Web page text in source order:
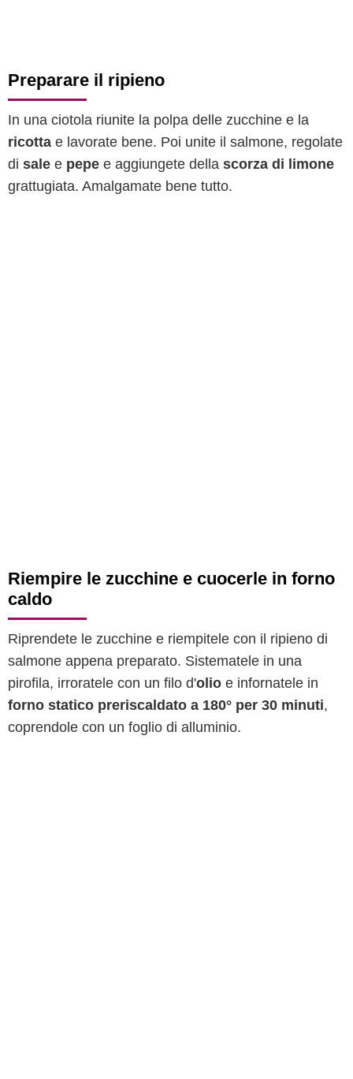
Preparare il ripieno
In una ciotola riunite la polpa delle zucchine e la
ricotta e lavorate bene. Poi unite il salmone, regolate
di sale e pepe e aggiungete della scorza di limone
grattugiata. Amalgamate bene tutto.
Riempire le zucchine e cuocerle in forno
caldo
Riprendete le zucchine e riempitele con il ripieno di
salmone appena preparato. Sistematele in una
pirofila, irroratele con un filo d'olio e infornatele in
forno statico preriscaldato a 180° per 30 minuti,
coprendole con un foglio di alluminio.